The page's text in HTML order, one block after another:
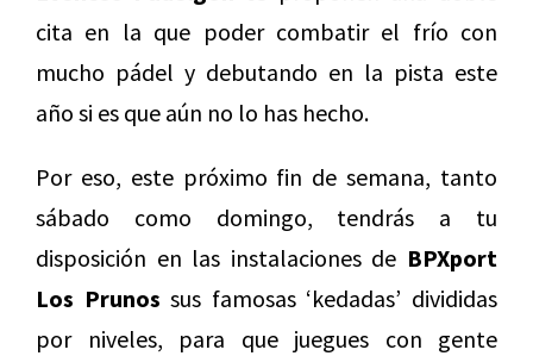
cita en la que poder combatir el frío con
mucho pádel y debutando en la pista este
año si es que aún no lo has hecho.
Por eso, este próximo fin de semana, tanto
sábado como domingo, tendrás a tu
disposición en las instalaciones de BPXport
Los Prunos sus famosas ‘kedadas’ divididas
por niveles, para que juegues con gente